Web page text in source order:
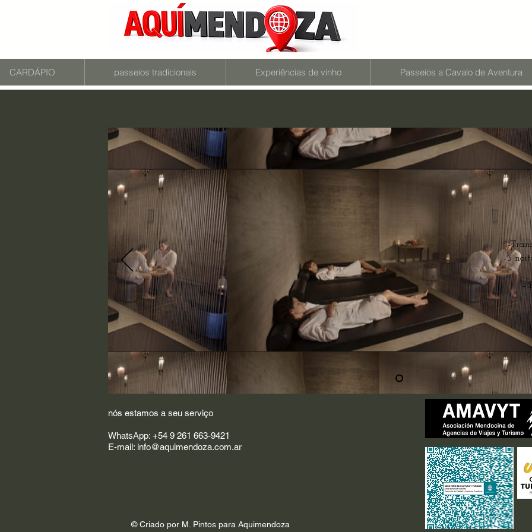
CARDÁPIO passeios tradicionais Experiências de vinho Passeios a Cavalo de Aventura
-
-3
-
nós estamos a seu serviço
WhatsApp: +54 9 261 663-9421
E-mail: info@aquimendoza.com.ar
© Criado por M. Pintos para Aquimendoza